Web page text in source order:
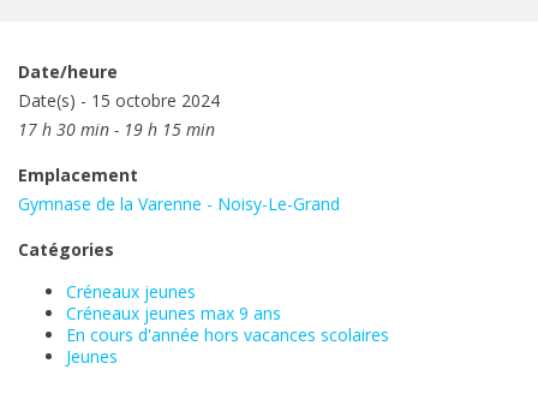
Date/heure
Date(s) - 15 octobre 2024
17 h 30 min - 19 h 15 min
Emplacement
Gymnase de la Varenne - Noisy-Le-Grand
Catégories
Créneaux jeunes
Créneaux jeunes max 9 ans
En cours d'année hors vacances scolaires
Jeunes